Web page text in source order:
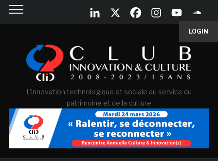
LOGIN
L'innovation technologique et sociale au service du
patrimoine et de la culture